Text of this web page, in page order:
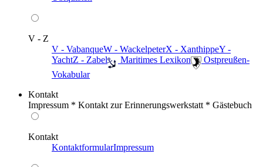
V - Z
V - VabanqueW - WackelpeterX - XanthippeY -
YachtZ - Zabel ️ Maritimes Lexikon
️ Ostpreußen-
Vokabular
Kontakt
Impressum * Kontakt zur Erinnerungswerkstatt * Gästebuch
Kontakt
KontaktformularImpressum